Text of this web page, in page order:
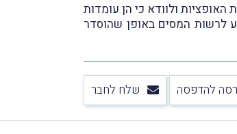
יכולות לבחון את תוכניות האופציות ולוודא כי הן עומדות
לרשות המסים באופן שהוסדר
להדפסה שלח לחבר